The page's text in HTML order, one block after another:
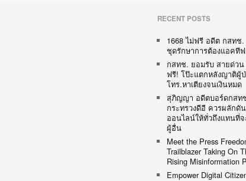
RECENT POSTS
1668 ไม่ฟรี อดีต กสทช
ชุดรักษาการต้องแอคที
กสทช. ยอมรับ สายด่วน
ฟรี! โป๊ะแตกหลังญาติผู้
โทร.หาเตียงจนเงินหมด
สุภิญญา อดีตบอร์ดกสท
กระทรวงดีอี ควรผลักดั
ออนไลน์ให้ทั่วถึงแทนที่จ
ผู้อื่น
Meet the Press
Trailblazer Taking On
Rising Misinformation
Empower Digital